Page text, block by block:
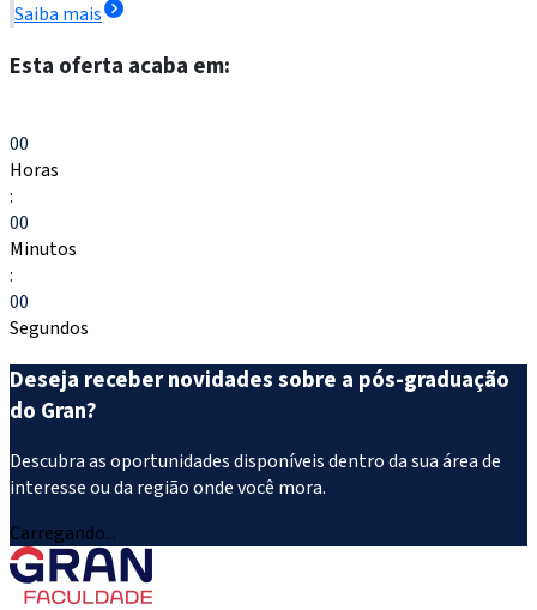
Saiba mais
Esta oferta acaba em:
00
Horas
:
00
Minutos
:
00
Segundos
Deseja receber novidades sobre a pós-graduação
do Gran?
Descubra as oportunidades disponíveis dentro da sua área de
interesse ou da região onde você mora.
Carregando...